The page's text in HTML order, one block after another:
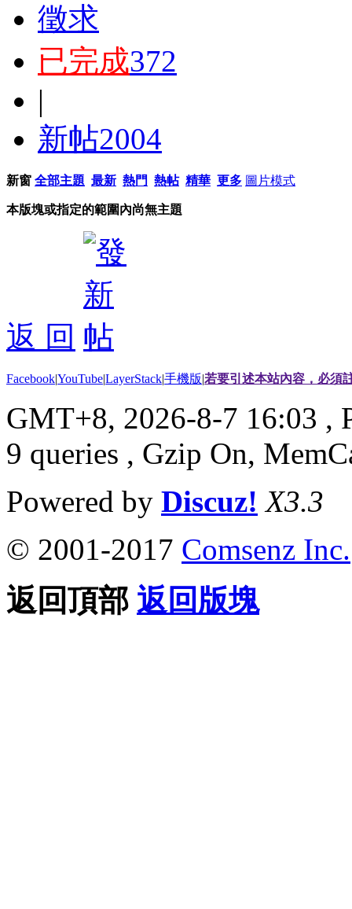
徵求
已完成372
|
新帖2004
新窗 全部主題 最新 熱門 熱帖 精華 更多 圖片模式
本版塊或指定的範圍內尚無主題
返 回
Facebook|YouTube|LayerStack|手機版|若要引述本站內容，必須
GMT+8, 2026-8-7 16:03 ,
9 queries , Gzip On,
Powered by Discuz! X3.3
© 2001-2017 Comsenz Inc.
返回頂部 返回版塊